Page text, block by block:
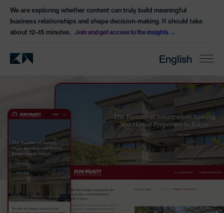
We are exploring whether content can truly build meaningful
business relationships and shape decision-making. It should take
about 12–15 minutes. Join and get access to the insights
English